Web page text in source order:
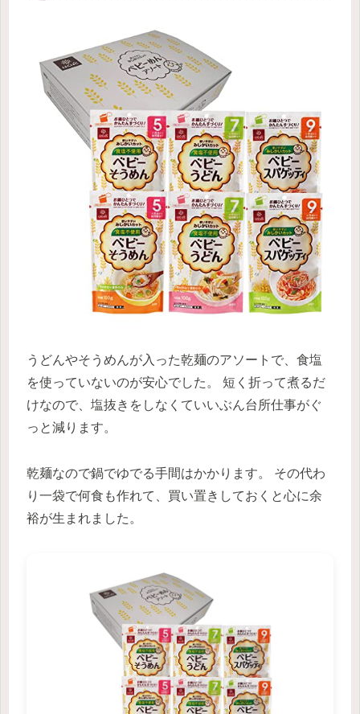
うどんやそうめんが入った乾麺のアソートで、食塩
を使っていないのが安心でした。 短く折って煮るだ
けなので、塩抜きをしなくていいぶん台所仕事がぐ
っと減ります。
乾麺なので鍋でゆでる手間はかかります。 その代わ
り一袋で何食も作れて、買い置きしておくと心に余
裕が生まれました。